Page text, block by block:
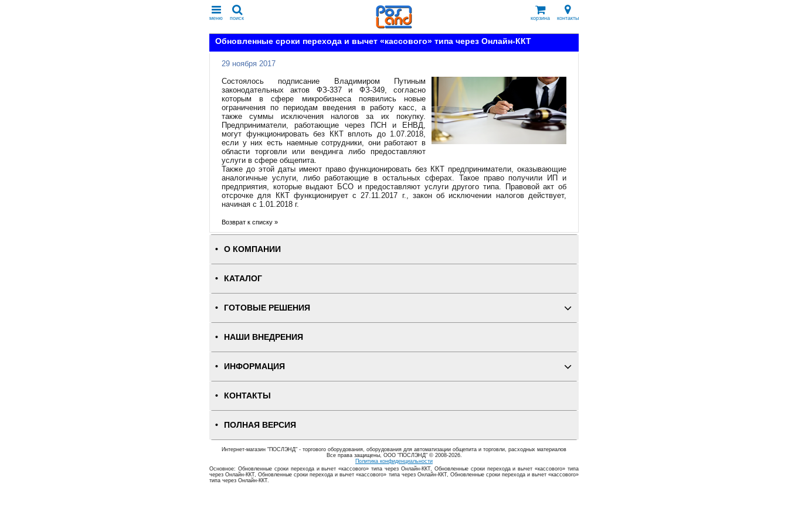
меню поиск корзина контакты
Обновленные сроки перехода и вычет «кассового» типа через Онлайн-ККТ
29 ноября 2017
Состоялось подписание Владимиром Путиным
законодательных актов ФЗ-337 и ФЗ-349, согласно
которым в сфере микробизнеса появились новые
ограничения по периодам введения в работу касс, а
также суммы исключения налогов за их покупку.
Предприниматели, работающие через ПСН и ЕНВД,
могут функционировать без ККТ вплоть до 1.07.2018,
если у них есть наемные сотрудники, они работают в
области торговли или вендинга либо предоставляют
услуги в сфере общепита.
Также до этой даты имеют право функционировать без ККТ предприниматели, оказывающие
аналогичные услуги, либо работающие в остальных сферах. Такое право получили ИП и
предприятия, которые выдают БСО и предоставляют услуги другого типа. Правовой акт об
отсрочке для ККТ функционирует с 27.11.2017 г., закон об исключении налогов действует,
начиная с 1.01.2018 г.
Возврат к списку »
О КОМПАНИИ
КАТАЛОГ
ГОТОВЫЕ РЕШЕНИЯ
НАШИ ВНЕДРЕНИЯ
ИНФОРМАЦИЯ
КОНТАКТЫ
ПОЛНАЯ ВЕРСИЯ
Интернет-магазин "ПОСЛЭНД" - торгового оборудования, оборудования для автоматизации общепита и торговли, расходных материалов
Все права защищены, ООО "ПОСЛЭНД" © 2008-2026.
Политика конфиденциальности
Основное: Обновленные сроки перехода и вычет «кассового» типа через Онлайн-ККТ, Обновленные сроки перехода и вычет «кассового» типа
через Онлайн-ККТ, Обновленные сроки перехода и вычет «кассового» типа через Онлайн-ККТ, Обновленные сроки перехода и вычет «кассового»
типа через Онлайн-ККТ.